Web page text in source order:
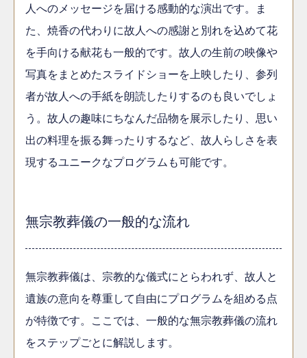
人へのメッセージを届ける感動的な演出です。ま
た、焼香の代わりに故人への感謝と別れを込めて花
を手向ける献花も一般的です。故人の生前の映像や
写真をまとめたスライドショーを上映したり、参列
者が故人への手紙を朗読したりするのも良いでしょ
う。故人の趣味にちなんだ品物を展示したり、思い
出の料理を振る舞ったりするなど、故人らしさを表
現するユニークなプログラムも可能です。
無宗教葬儀の一般的な流れ
無宗教葬儀は、宗教的な儀式にとらわれず、故人と
遺族の意向を尊重して自由にプログラムを組める点
が特徴です。ここでは、一般的な無宗教葬儀の流れ
をステップごとに解説します。